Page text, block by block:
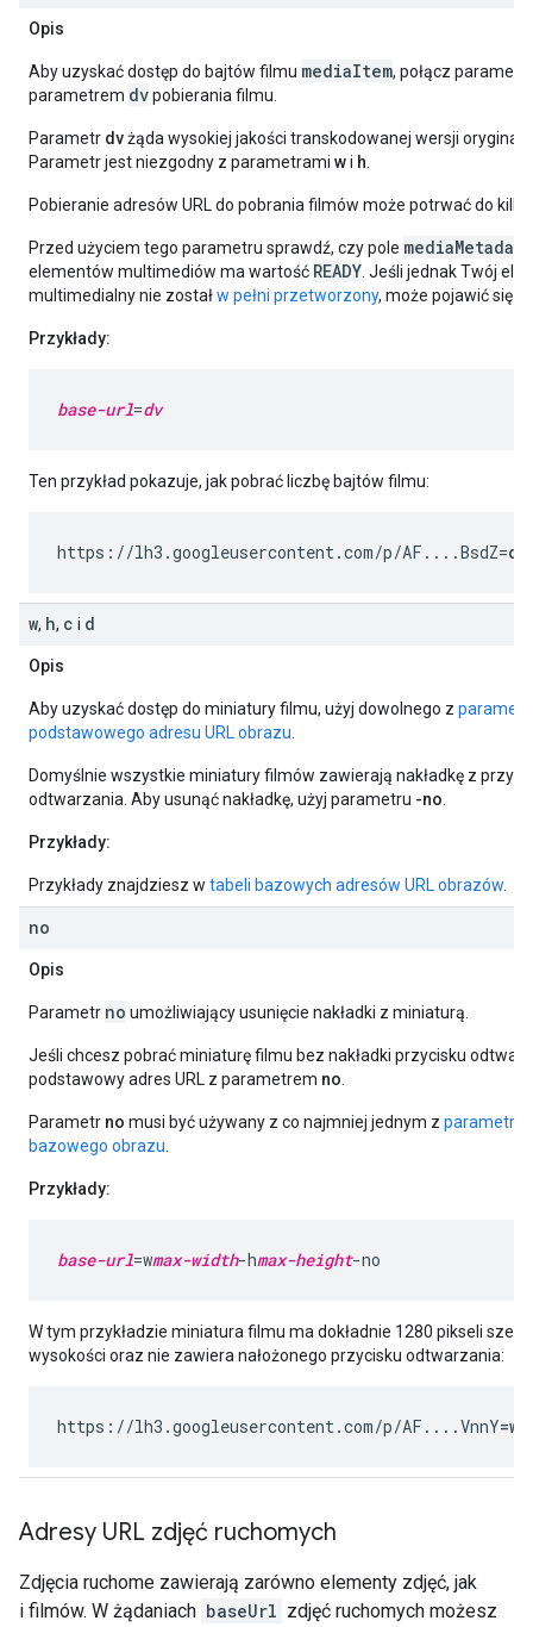
Opis
Aby uzyskać dostęp do bajtów filmu mediaItem, połącz parametr
parametrem dvpobierania filmu.
Parametr dvżąda wysokiej jakości transkodowanej wersji
Parametr jest niezgodny z parametrami wi h
Pobieranie adresów URL do pobrania filmów może potrwać do
Przed użyciem tego parametru sprawdź, czy pole
elementów multimediów ma wartość READY . Jeśli jednak Twój
multimedialny nie zostałw pełni przetworzony, może pojawić się
Przykłady:
base-url=dv
Ten przykład pokazuje, jak pobrać liczbę bajtów filmu:
https://lh3.googleusercontent.com/p/AF....BsdZ=dv
w, h, c i d
Opis
Aby uzyskać dostęp do miniatury filmu, użyj dowolnego z
podstawowego adresu URL obrazu
Domyślnie wszystkie miniatury filmów zawierają nakładkę z
odtwarzania. Aby usunąć nakładkę, użyj parametru -no
Przykłady:
Przykłady znajdziesz w tabeli bazowych adresów URL obrazów
no
Opis
Parametr no umożliwiający usunięcie nakładki z miniaturą.
Jeśli chcesz pobrać miniaturę filmu bez nakładki przycisku
podstawowy adres URL z parametrem no
Parametr no musi być używany z co najmniej jednym z
bazowego obrazu
Przykłady:
base-url=wmax-width-hmax-height-no
W tym przykładzie miniatura filmu ma dokładnie 1280 pikseli
wysokości oraz nie zawiera nałożonego przycisku odtwarzania:
https://lh3.googleusercontent.com/p/AF....VnnY
Adresy URL zdjęć ruchomych
Zdjęcia ruchome zawierają zarówno elementy zdjęć, jak
i filmów. W żądaniach baseUrl zdjęć ruchomych możesz